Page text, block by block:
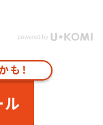
も！
ル